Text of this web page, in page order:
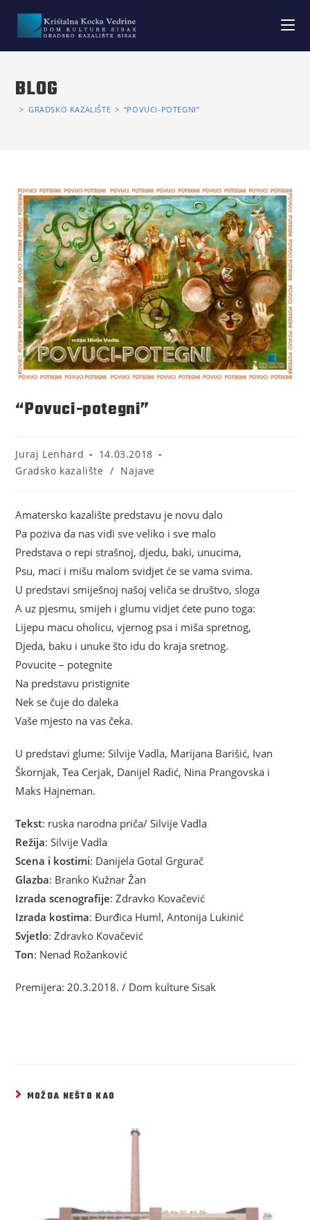
BLOG
> GRADSKO KAZALIŠTE > “POVUCI-POTEGNI”
“Povuci-potegni”
Juraj Lenhard
14.03.2018
Gradsko kazalište / Najave
Amatersko kazalište predstavu je novu dalo
Pa poziva da nas vidi sve veliko i sve malo
Predstava o repi strašnoj, djedu, baki, unucima,
Psu, maci i mišu malom svidjet će se vama svima.
U predstavi smiješnoj našoj veliča se društvo, sloga
A uz pjesmu, smijeh i glumu vidjet ćete puno toga:
Lijepu macu oholicu, vjernog psa i miša spretnog,
Djeda, baku i unuke što idu do kraja sretnog.
Povucite – potegnite
Na predstavu pristignite
Nek se čuje do daleka
Vaše mjesto na vas čeka.
U predstavi glume: Silvije Vadla, Marijana Barišić, Ivan
Škornjak, Tea Cerjak, Danijel Radić, Nina Prangovska i
Maks Hajneman.
Tekst: ruska narodna priča/ Silvije Vadla
Režija: Silvije Vadla
Scena i kostimi: Danijela Gotal Grgurač
Glazba: Branko Kužnar Žan
Izrada scenografije: Zdravko Kovačević
Izrada kostima: Đurđica Huml, Antonija Lukinić
Svjetlo: Zdravko Kovačević
Ton: Nenad Rožanković
Premijera: 20.3.2018. / Dom kulture Sisak
MOŽDA NEŠTO KAO